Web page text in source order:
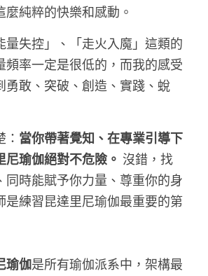
POWERED BY
麼純粹的快樂和感動。
量失控」、「走火入魔」這類的
頻率一定是很低的，而我的感受
勇敢、突破、創造、實踐、蛻
當你帶著覺知、在專業引導下
瑜伽絕對不危險。 沒錯，找
同時能賦予你力量、尊重你的身
是練習昆達里尼瑜伽最重要的第
瑜伽是所有瑜伽派系中，架構最